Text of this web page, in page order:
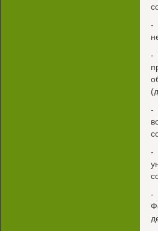
-
-
-
-
-